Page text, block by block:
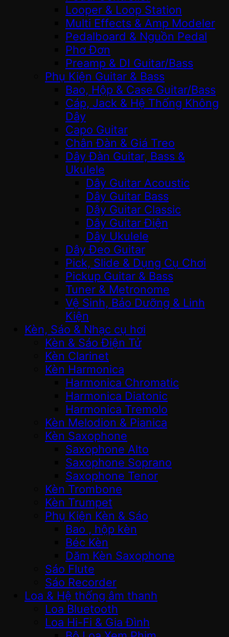
Looper & Loop Station
Multi Effects & Amp Modeler
Pedalboard & Nguồn Pedal
Phơ Đơn
Preamp & DI Guitar/Bass
Phụ Kiện Guitar & Bass
Bao, Hộp & Case Guitar/Bass
Cáp, Jack & Hệ Thống Không
Dây
Capo Guitar
Chân Đàn & Giá Treo
Dây Đàn Guitar, Bass &
Ukulele
Dây Guitar Acoustic
Dây Guitar Bass
Dây Guitar Classic
Dây Guitar Điện
Dây Ukulele
Dây Đeo Guitar
Pick, Slide & Dụng Cụ Chơi
Pickup Guitar & Bass
Tuner & Metronome
Vệ Sinh, Bảo Dưỡng & Linh
Kiện
Kèn, Sáo & Nhạc cụ hơi
Kèn & Sáo Điện Tử
Kèn Clarinet
Kèn Harmonica
Harmonica Chromatic
Harmonica Diatonic
Harmonica Tremolo
Kèn Melodion & Pianica
Kèn Saxophone
Saxophone Alto
Saxophone Soprano
Saxophone Tenor
Kèn Trombone
Kèn Trumpet
Phụ Kiện Kèn & Sáo
Bao , hộp kèn
Béc Kèn
Dăm Kèn Saxophone
Sáo Flute
Sáo Recorder
Loa & Hệ thống âm thanh
Loa Bluetooth
Loa Hi-Fi & Gia Đình